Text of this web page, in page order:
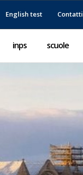
English test Contatti
inps scuole